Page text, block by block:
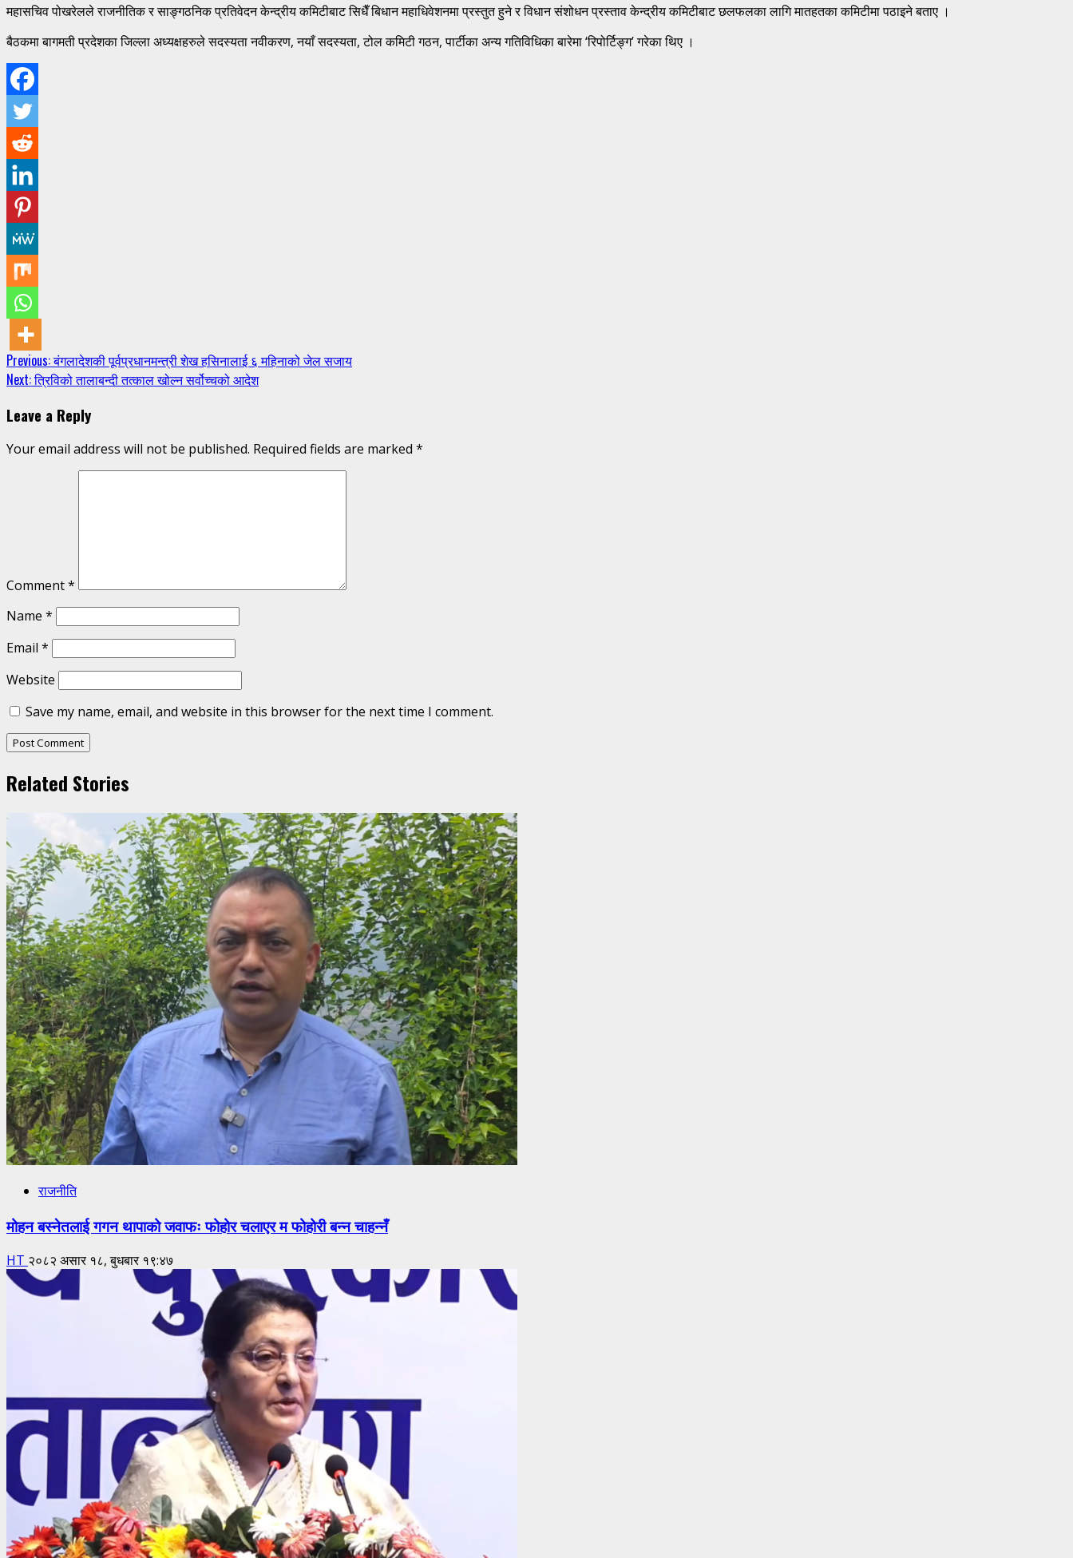
महासचिव पोखरेलले राजनीतिक र साङ्गठनिक प्रतिवेदन केन्द्रीय कमिटीबाट सिधैँ बिधान महाधिवेशनमा प्रस्तुत हुने र विधान संशोधन प्रस्ताव केन्द्रीय कमिटीबाट छलफलका लागि मातहतका कमिटीमा पठाइने बताए ।
बैठकमा बागमती प्रदेशका जिल्ला अध्यक्षहरुले सदस्यता नवीकरण, नयाँ सदस्यता, टोल कमिटी गठन, पार्टीका अन्य गतिविधिका बारेमा ‘रिपोर्टिङ्ग’ गरेका थिए ।
Continue
Reading
Previous:बंगलादेशकी पूर्वप्रधानमन्त्री शेख हसिनालाई ६ महिनाको जेल सजाय
Next:त्रिविको तालाबन्दी तत्काल खोल्न सर्वोच्चको आदेश
Leave a Reply
Your email address will not be published. Required fields are marked *
Comment*
Name *
Email *
Website
Save my name, email, and website in this browser for the next time I comment.
Related Stories
राजनीति
मोहन बस्नेतलाई गगन थापाको जवाफः फोहोर चलाएर म फोहोरी बन्न चाहन्नँ
HT २०८२ असार १८, बुधबार १९:४७